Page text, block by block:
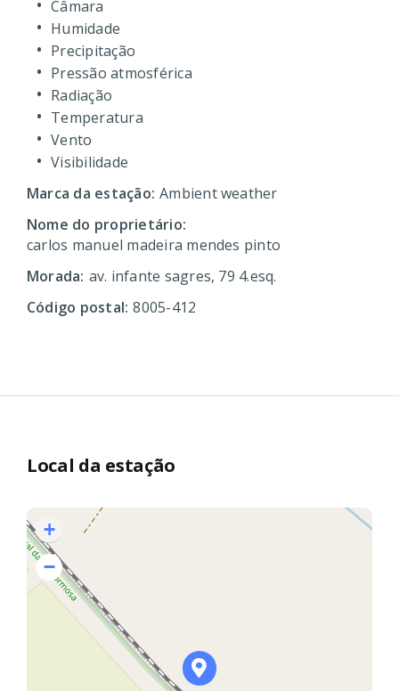
Câmara
Humidade
Precipitação
Pressão atmosférica
Radiação
Temperatura
Vento
Visibilidade
Marca da estação: Ambient weather
Nome do proprietário:
carlos manuel madeira mendes pinto
Morada: av. infante sagres, 79 4.esq.
Código postal: 8005-412
Local da estação
+
−